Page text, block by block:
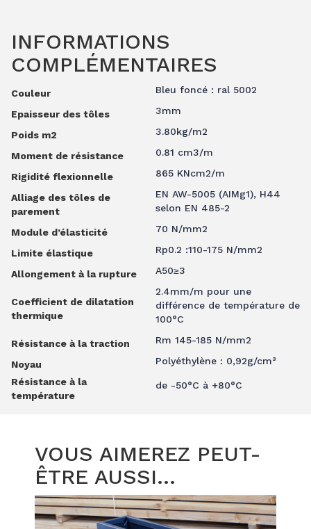
INFORMATIONS
COMPLÉMENTAIRES
Couleur Bleu foncé : ral 5002
Epaisseur des tôles 3mm
Poids m2 3.80kg/m2
Moment de résistance 0.81 cm3/m
Rigidité flexionnelle 865 KNcm2/m
Alliage des tôles de
parement
EN AW-5005 (AIMg1), H44
selon EN 485-2
Module d’élasticité 70 N/mm2
Limite élastique Rp0.2 :110-175 N/mm2
Allongement à la rupture A50≥3
Coefficient de dilatation
thermique
2.4mm/m pour une
différence de température de
100°C
Résistance à la traction Rm 145-185 N/mm2
Noyau
Polyéthylène : 0,92g/cm³
Résistance à la
température
de -50°C à +80°C
VOUS AIMEREZ PEUT-
ÊTRE AUSSI…
Ce
produit